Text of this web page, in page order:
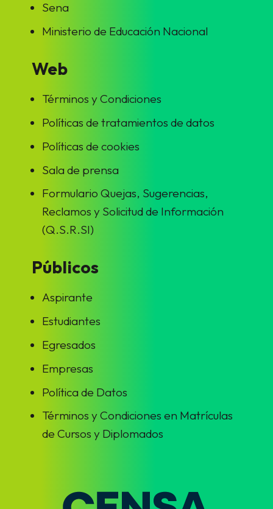
Sena
Ministerio de Educación Nacional
Web
Términos y Condiciones
Políticas de tratamientos de datos
Políticas de cookies
Sala de prensa
Formulario Quejas, Sugerencias,
Reclamos y Solicitud de Información
(Q.S.R.SI)
Públicos
Aspirante
Estudiantes
Egresados
Empresas
Política de Datos
Términos y Condiciones en Matrículas
de Cursos y Diplomados